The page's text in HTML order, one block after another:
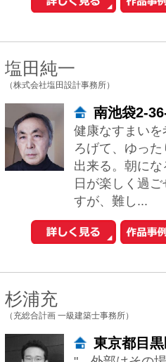
iPhoneアプリ「耐震コロコロ
をリリースしました！
住まいの関連サイト
工務店とリフォーム
土地を探す
新築マンションを探す
新築一戸建てを探す